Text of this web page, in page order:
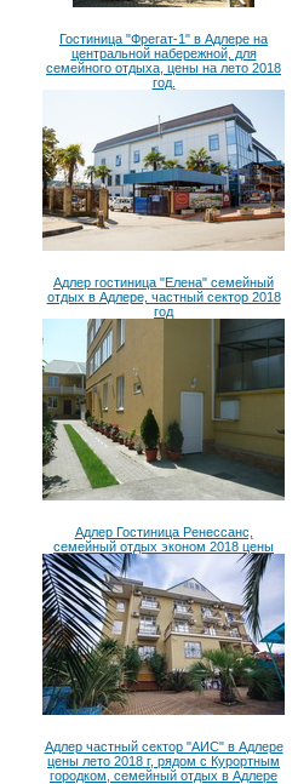
Гостиница "Фрегат-1" в Адлере на
центральной набережной, для
семейного отдыха, цены на лето 2018
год.
Адлер гостиница "Елена" семейный
отдых в Адлере, частный сектор 2018
год
Адлер Гостиница Ренессанс,
семейный отдых эконом 2018 цены
Адлер частный сектор "АИС" в Адлере
цены лето 2018 г, рядом с Курортным
городком, семейный отдых в Адлере